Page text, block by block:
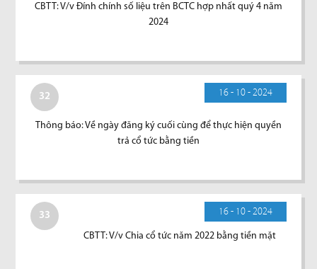
CBTT: V/v Đính chính số liệu trên BCTC hợp nhất quý 4 năm
2024
32 16 - 10 - 2024
Thông báo: Về ngày đăng ký cuối cùng để thực hiện quyền
trả cổ tức bằng tiền
33 16 - 10 - 2024
CBTT: V/v Chia cổ tức năm 2022 bằng tiền mặt